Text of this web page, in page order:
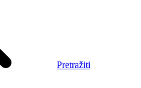
Pretražiti